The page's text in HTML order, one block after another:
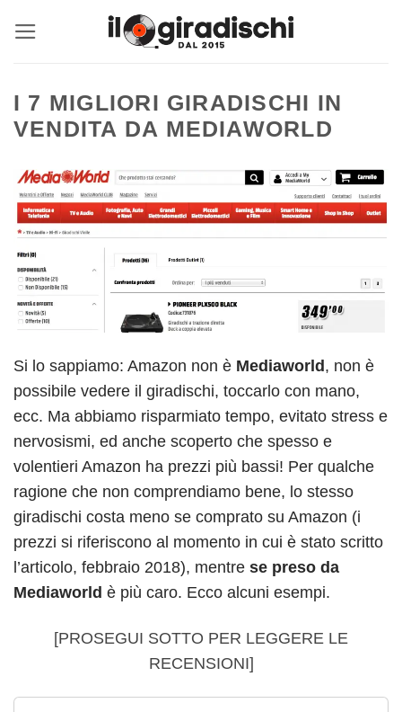
I 7 MIGLIORI GIRADISCHI IN
VENDITA DA MEDIAWORLD
Si lo sappiamo: Amazon non è Mediaworld , non è
possibile vedere il giradischi, toccarlo con mano,
ecc. Ma abbiamo risparmiato tempo, evitato stress e
nervosismi, ed anche scoperto che spesso e
volentieri Amazon ha prezzi più bassi! Per qualche
ragione che non comprendiamo bene, lo stesso
giradischi costa meno se comprato su Amazon (i
prezzi si riferiscono al momento in cui è stato scritto
l’articolo, febbraio 2018), mentre se preso da
Mediaworld è più caro. Ecco alcuni esempi.
[PROSEGUI SOTTO PER LEGGERE LE
RECENSIONI]